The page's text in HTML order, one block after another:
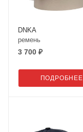
DNKA
ремень
3 700 ₽
ПОДРОБНЕЕ